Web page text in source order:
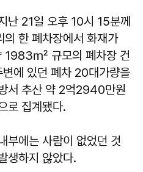
난 21일 오후 10시 15분께
의 한 폐차장에서 화재가
1983㎡ 규모의 폐차장 건
에 있던 폐차 20대가량을
서 추산 약 2억2940만원
로 집계됐다.
부에는 사람이 없었던 것
생하지 않았다.